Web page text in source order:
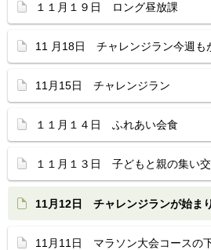
１１月１９日 ロング昼放課
11 月18日 チャレンジラン今週も
11月15日 チャレンジラン
１１月１４日 ふれあい会食
１１月１３日 子どもと親の集い
11月12日 チャレンジランが始ま
11月11日 マラソン大会コースの